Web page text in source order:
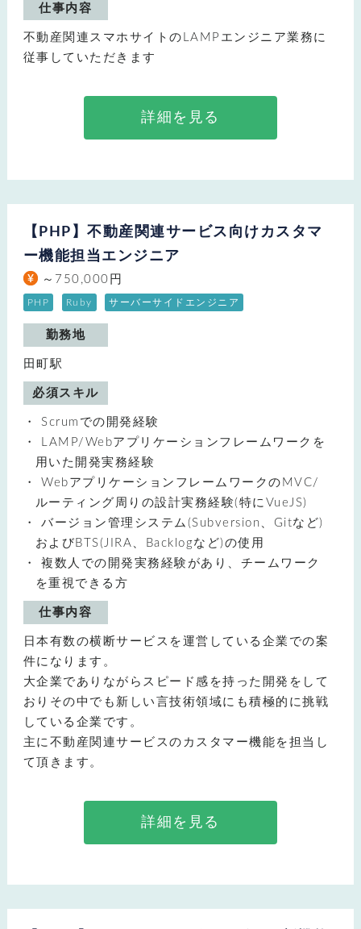
仕事内容
不動産関連スマホサイトのLAMPエンジニア業務に
従事していただきます
詳細を見る
【PHP】不動産関連サービス向けカスタマ
ー機能担当エンジニア
～750,000円
PHP Ruby サーバーサイドエンジニア
勤務地
田町駅
必須スキル
Scrumでの開発経験
LAMP/Webアプリケーションフレームワークを
用いた開発実務経験
WebアプリケーションフレームワークのMVC/
ルーティング周りの設計実務経験(特にVueJS)
バージョン管理システム(Subversion、Gitなど)
およびBTS(JIRA、Backlogなど)の使用
複数人での開発実務経験があり、チームワーク
を重視できる方
仕事内容
日本有数の横断サービスを運営している企業での案
件になります。
大企業でありながらスピード感を持った開発をして
おりその中でも新しい言技術領域にも積極的に挑戦
している企業です。
主に不動産関連サービスのカスタマー機能を担当し
て頂きます。
詳細を見る